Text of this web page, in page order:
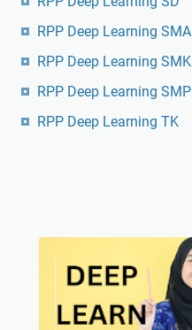
RPP Deep Learning SMA
RPP Deep Learning SMK
RPP Deep Learning SMP
RPP Deep Learning TK